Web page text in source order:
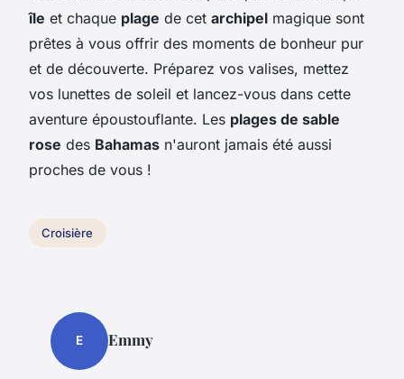
île et chaque plage de cet archipel magique sont
prêtes à vous offrir des moments de bonheur pur
et de découverte. Préparez vos valises, mettez
vos lunettes de soleil et lancez-vous dans cette
aventure époustouflante. Les plages de sable
rose des Bahamas n'auront jamais été aussi
proches de vous !
Croisière
E Emmy